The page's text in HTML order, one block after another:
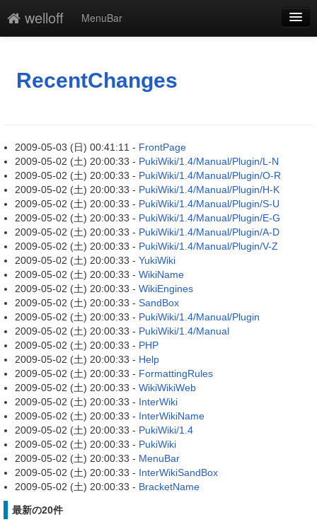
welloff
MenuBar
最終更新
RecentChanges
2009-05-03 (日) 00:41:11 - FrontPage
2009-05-02 (土) 20:00:33 - PukiWiki/1.4/Manual/Plugin/L-N
2009-05-02 (土) 20:00:33 - PukiWiki/1.4/Manual/Plugin/O-R
2009-05-02 (土) 20:00:33 - PukiWiki/1.4/Manual/Plugin/H-K
2009-05-02 (土) 20:00:33 - PukiWiki/1.4/Manual/Plugin/S-U
2009-05-02 (土) 20:00:33 - PukiWiki/1.4/Manual/Plugin/E-G
2009-05-02 (土) 20:00:33 - PukiWiki/1.4/Manual/Plugin/A-D
2009-05-02 (土) 20:00:33 - PukiWiki/1.4/Manual/Plugin/V-Z
2009-05-02 (土) 20:00:33 - YukiWiki
2009-05-02 (土) 20:00:33 - WikiName
2009-05-02 (土) 20:00:33 - WikiEngines
2009-05-02 (土) 20:00:33 - SandBox
2009-05-02 (土) 20:00:33 - PukiWiki/1.4/Manual/Plugin
2009-05-02 (土) 20:00:33 - PukiWiki/1.4/Manual
2009-05-02 (土) 20:00:33 - PHP
2009-05-02 (土) 20:00:33 - Help
2009-05-02 (土) 20:00:33 - FormattingRules
2009-05-02 (土) 20:00:33 - WikiWikiWeb
2009-05-02 (土) 20:00:33 - InterWiki
2009-05-02 (土) 20:00:33 - InterWikiName
2009-05-02 (土) 20:00:33 - PukiWiki/1.4
2009-05-02 (土) 20:00:33 - PukiWiki
2009-05-02 (土) 20:00:33 - MenuBar
2009-05-02 (土) 20:00:33 - InterWikiSandBox
2009-05-02 (土) 20:00:33 - BracketName
最新の20件